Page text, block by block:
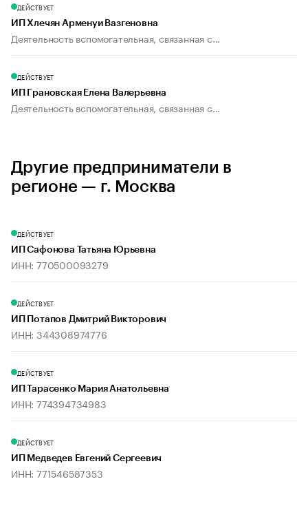
ДЕЙСТВУЕТ
ИП Хлечян Арменуи Вазгеновна
Деятельность вспомогательная, связанная с...
ДЕЙСТВУЕТ
ИП Грановская Елена Валерьевна
Деятельность вспомогательная, связанная с...
Другие предприниматели в
регионе — г. Москва
ДЕЙСТВУЕТ
ИП Сафонова Татьяна Юрьевна
ИНН: 770500093279
ДЕЙСТВУЕТ
ИП Потапов Дмитрий Викторович
ИНН: 344308974776
ДЕЙСТВУЕТ
ИП Тарасенко Мария Анатольевна
ИНН: 774394734983
ДЕЙСТВУЕТ
ИП Медведев Евгений Сергеевич
ИНН: 771546587353